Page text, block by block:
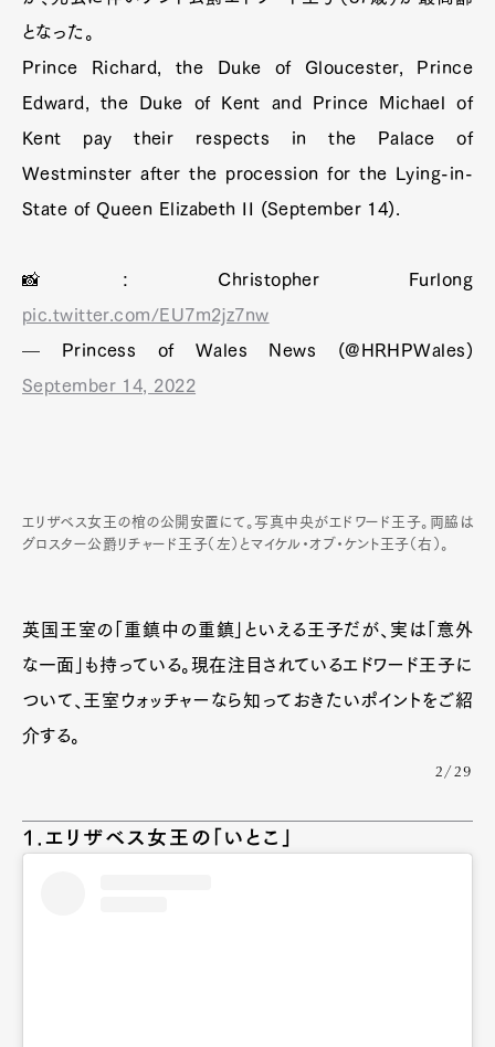
となった。
Prince Richard, the Duke of Gloucester, Prince
Edward, the Duke of Kent and Prince Michael of
Kent pay their respects in the Palace of
Westminster after the procession for the Lying-in-
State of Queen Elizabeth II (September 14).
📸: Christopher Furlong
pic.twitter.com/EU7m2jz7nw
— Princess of Wales News (@HRHPWales)
September 14, 2022
エリザベス女王の棺の公開安置にて。写真中央がエドワード王子。両脇は
グロスター公爵リチャード王子（左）とマイケル・オブ・ケント王子（右）。
英国王室の「重鎮中の重鎮」といえる王子だが、実は「意外
な一面」も持っている。現在注目されているエドワード王子に
ついて、王室ウォッチャーなら知っておきたいポイントをご紹
介する。
2/29
1.エリザベス女王の「いとこ」